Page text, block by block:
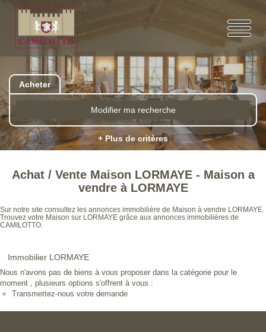
Acheter
Modifier ma recherche
+ Plus de critères
Achat / Vente Maison LORMAYE - Maison a
vendre à LORMAYE
Sur notre site consultez les annonces immobilière de Maison à vendre LORMAYE.
Trouvez votre Maison sur LORMAYE grâce aux annonces immobilières de
CAMILOTTO.
Immobilier LORMAYE
Nous n'avons pas de biens à vous proposer dans la catégorie pour le
moment , plusieurs options s'offrent à vous :
Transmettez-nous votre demande